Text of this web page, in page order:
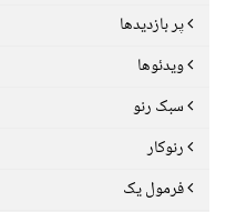
پر بازدیدها
ویدئوها
سبک رنو
رنوکار
فرمول یک